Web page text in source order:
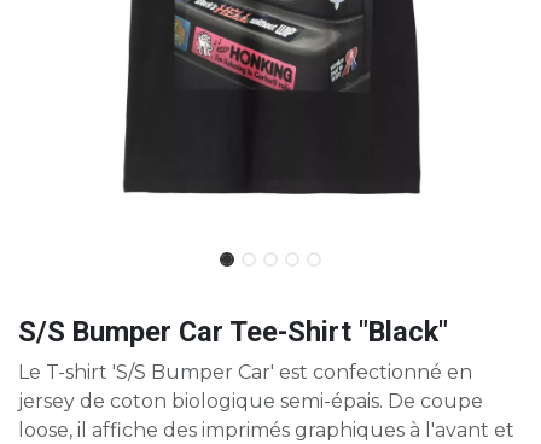
S/S Bumper Car Tee-Shirt "Black"
Le T-shirt 'S/S Bumper Car' est confectionné en
jersey de coton biologique semi-épais. De coupe
loose, il affiche des imprimés graphiques à l'avant et